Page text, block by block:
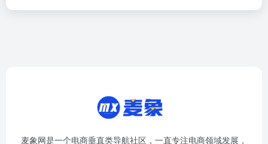
麦象网是一个电商垂直类导航社区，一直专注电商领域发展，